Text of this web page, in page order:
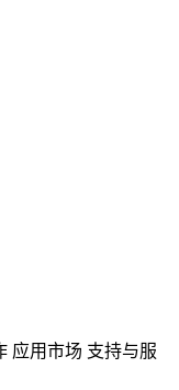
应用市场 支持与服